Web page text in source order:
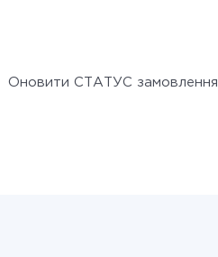
Оновити СТАТУС замовлення